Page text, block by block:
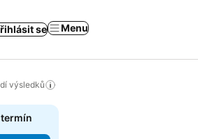
se Menu
výsledků